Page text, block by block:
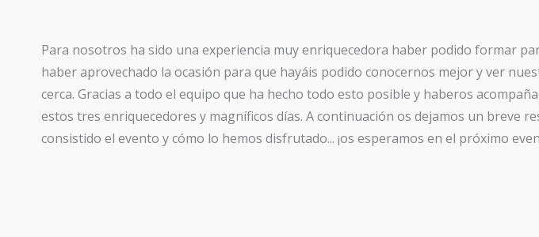
Para nosotros ha sido una experiencia muy enriquecedora haber podido formar
haber aprovechado la ocasión para que hayáis podido conocernos mejor y ver
cerca. Gracias a todo el equipo que ha hecho todo esto posible y haberos
estos tres enriquecedores y magníficos días. A continuación os dejamos un breve
consistido el evento y cómo lo hemos disfrutado... ¡os esperamos en el próximo